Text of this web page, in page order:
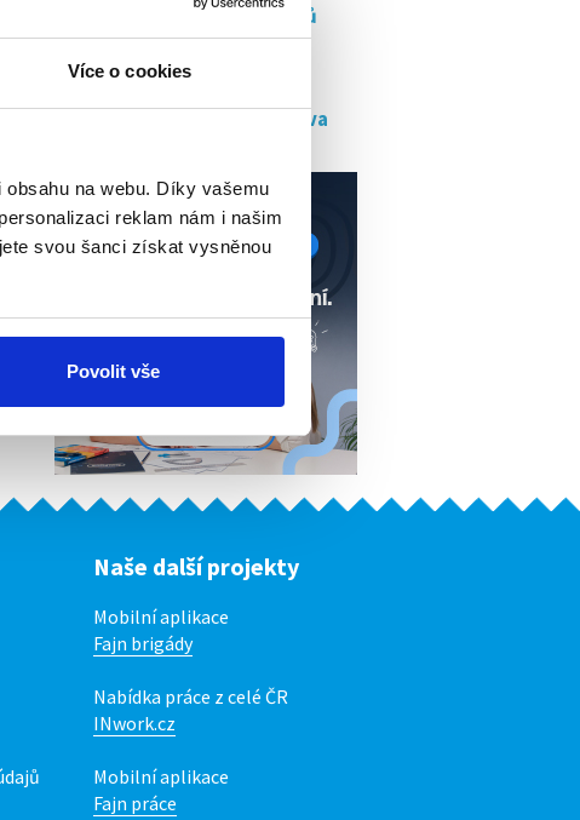
Více o cookies
na webu. Díky vašemu
reklam nám i našim
svou šanci získat vysněnou
Povolit vše
Montér tepelných výměníků
čermákovice...
Kurýr bolt food (znojmo)
Řidič dodávky - rozvoz pečiva
Naše další projekty
Mobilní aplikace
Fajn brigády
Nabídka práce z celé ČR
INwork.cz
Mobilní aplikace
Fajn práce